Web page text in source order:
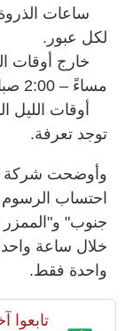
لكل عبور.
مساءً – 2:00 صباحاً): 4 دراهم لكل عبور.
توجد تعرفة.
وأوضحت شركة
احتساب
جنوب"
خلال ساعة
واحدة فقط.
تابعوا